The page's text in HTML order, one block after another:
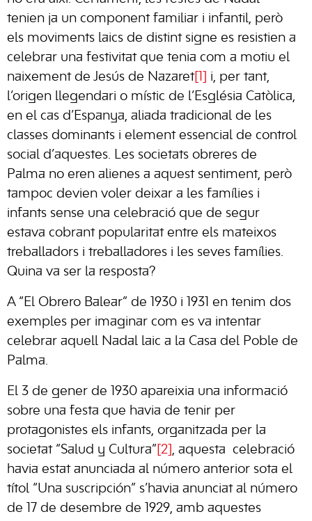
tenien ja un component familiar i infantil, però
els moviments laics de distint signe es resistien a
celebrar una festivitat que tenia com a motiu el
naixement de Jesús de Nazaret[1]
i, per tant,
l’origen llegendari o místic de l’Església Catòlica,
en el cas d’Espanya, aliada tradicional de les
classes dominants i element essencial de control
social d’aquestes. Les societats obreres de
Palma no eren alienes a aquest sentiment, però
tampoc devien voler deixar a les famílies i
infants sense una celebració que de segur
estava cobrant popularitat entre els mateixos
treballadors i treballadores i les seves famílies.
Quina va ser la resposta?
A “El Obrero Balear” de 1930 i 1931 en tenim dos
exemples per imaginar com es va intentar
celebrar aquell Nadal laic a la Casa del Poble de
Palma.
El 3 de gener de 1930 apareixia una informació
sobre una festa que havia de tenir per
protagonistes els infants, organitzada per la
societat “Salud y Cultura” [2] , aquesta celebració
havia estat anunciada al número anterior sota el
títol “Una suscripción” s’havia anunciat al número
de 17 de desembre de 1929, amb aquestes